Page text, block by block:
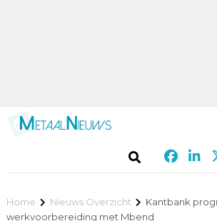
Home Nieuws Overzicht
Kantbank
werkvoorbereiding met Mbend